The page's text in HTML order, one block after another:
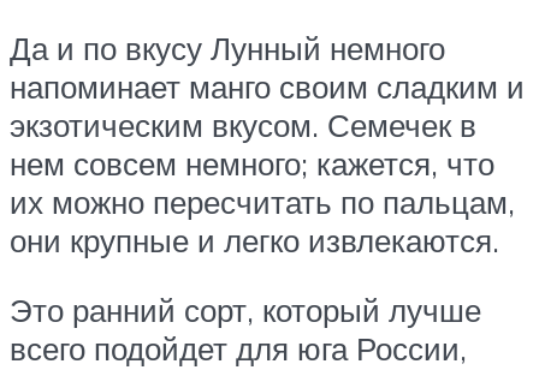
Да и по вкусу Лунный немного
напоминает манго своим сладким и
экзотическим вкусом. Семечек в
нем совсем немного; кажется, что
их можно пересчитать по пальцам,
они крупные и легко извлекаются.
Это ранний сорт, который лучше
всего подойдет для юга России,